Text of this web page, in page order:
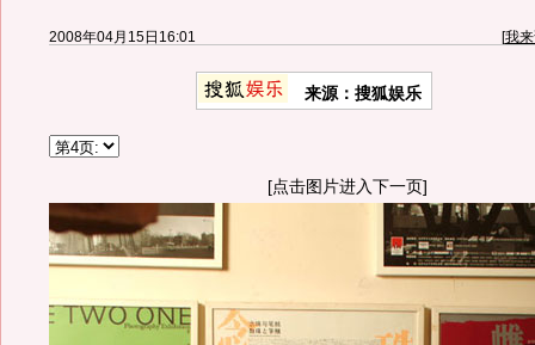
2008年04月15日16:01 [我
来源：搜狐娱乐
[点击图片进入下一页]